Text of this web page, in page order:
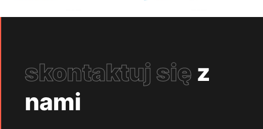
skontaktuj się z
nami